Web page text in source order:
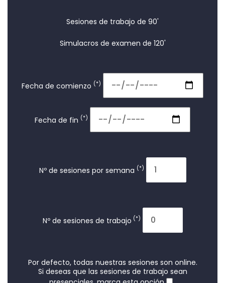
Sesiones de trabajo de 90'
Simulacros de examen de 120'
Fecha de comienzo (*)
Fecha de fin (*)
Nº de sesiones por semana (*)
Nº de sesiones de trabajo (*)
Por defecto, todas nuestras sesiones son online.
Si deseas que las sesiones de trabajo sean